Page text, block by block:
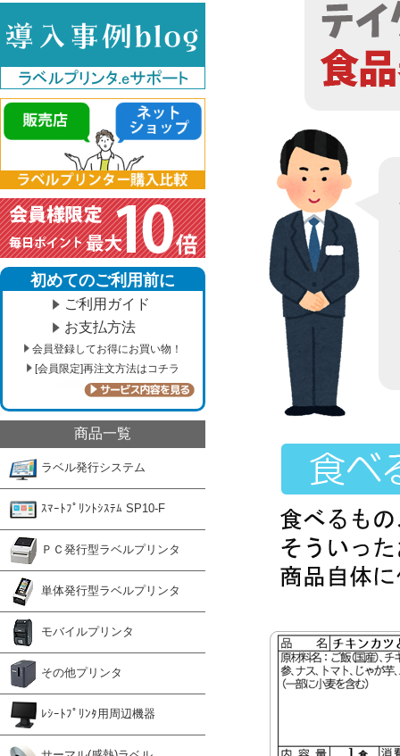
初めてのご利用前に
ご利用ガイド
お支払方法
会員登録してお得にお買い物！
[会員限定]再注文方法はコチラ
商品一覧
ラベル発行システム
ｽﾏｰﾄﾌﾟﾘﾝﾄｼｽﾃﾑ SP10-F
ＰＣ発行型ラベルプリンタ
単体発行型ラベルプリンタ
モバイルプリンタ
その他プリンタ
ﾚｼｰﾄﾌﾟﾘﾝﾀ用周辺機器